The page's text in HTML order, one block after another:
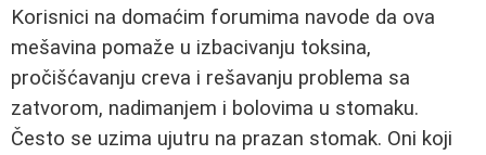
Korisnici na domaćim forumima navode da ova
mešavina pomaže u izbacivanju toksina,
pročišćavanju creva i rešavanju problema sa
zatvorom, nadimanjem i bolovima u stomaku.
Često se uzima ujutru na prazan stomak. Oni koji